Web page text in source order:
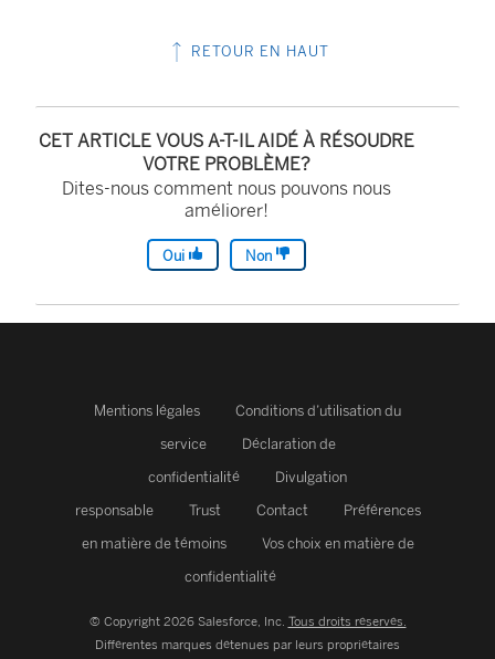
RETOUR EN HAUT
CET ARTICLE VOUS A-T-IL AIDÉ À RÉSOUDRE
VOTRE PROBLÈME?
Dites-nous comment nous pouvons nous
améliorer!
Oui Non
Mentions légales
Conditions d’utilisation du
service
Déclaration de
confidentialité
Divulgation
responsable
Trust Contact
Préférences
en matière de témoins
Vos choix en matière de
confidentialité
© Copyright 2026 Salesforce, Inc. Tous droits réservés.
Différentes marques détenues par leurs propriétaires